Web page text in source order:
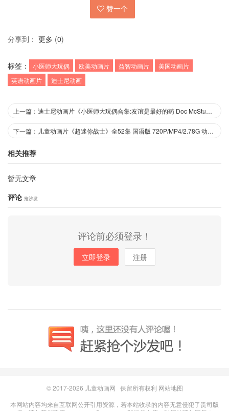
赞一个
分享到： 更多 (0)
标签： 小医师大玩偶 欧美动画片 益智动画片
美国动画片
英语动画片
迪士尼动画
上一篇：迪士尼动画片《小医师大玩偶合集:友谊是最好的药 Doc McStuffins:Friendship is The Best Medicine》英文版 高清/AVI/1.45G 动画片小医师大玩偶全集下载
下一篇：儿童动画片《超迷你战士》全52集 国语版 720P/MP4/2.78G 动画片超迷你战士下载
相关推荐
暂无文章
评论 抢沙发
评论前必须登录！
立即登录 注册
© 2017-2026 儿童动画网 保留所有权利 网站地图
本网站内容均来自互联网公开引用资源，若本站收录的内容无意侵犯了贵司版